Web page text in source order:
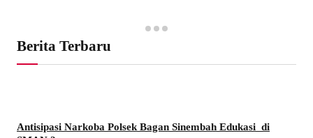
Berita Terbaru
Antisipasi Narkoba Polsek Bagan Sinembah Edukasi di